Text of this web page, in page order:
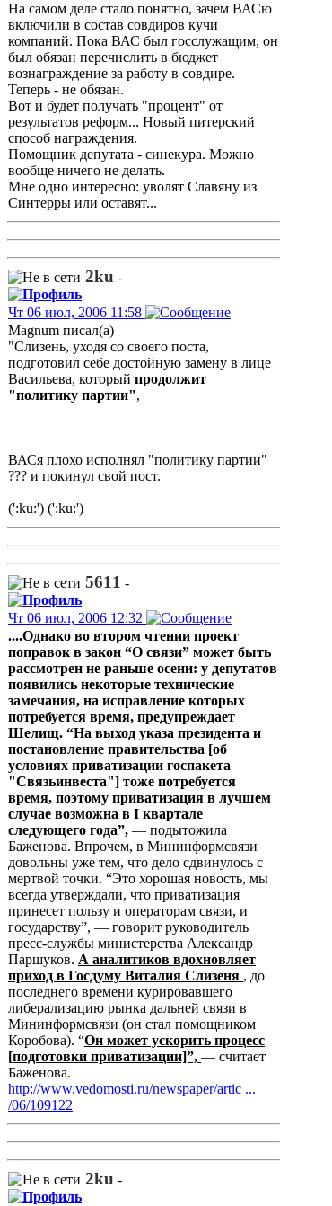
На самом деле стало понятно, зачем ВАСю
включили в состав совдиров кучи
компаний. Пока ВАС был госслужащим, он
был обязан перечислить в бюджет
вознаграждение за работу в совдире.
Теперь - не обязан.
Вот и будет получать "процент" от
результатов реформ... Новый питерский
способ награждения.
Помощник депутата - синекура. Можно
вообще ничего не делать.
Мне одно интересно: уволят Славяну из
Синтерры или оставят...
2ku -
Чт 06 июл, 2006 11:58
Magnum писал(а)
"Слизень, уходя со своего поста,
подготовил себе достойную замену в лице
Васильева, который продолжит
"политику партии",
ВАСя плохо исполнял "политику партии"
??? и покинул свой пост.
(':ku:') (':ku:')
5611 -
Чт 06 июл, 2006 12:32
....Однако во втором чтении проект
поправок в закон “О связи” может быть
рассмотрен не раньше осени: у депутатов
появились некоторые технические
замечания, на исправление которых
потребуется время, предупреждает
Шелищ. “На выход указа президента и
постановление правительства [об
условиях приватизации госпакета
"Связьинвеста"] тоже потребуется
время, поэтому приватизация в лучшем
случае возможна в I квартале
следующего года”, — подытожила
Баженова. Впрочем, в Мининформсвязи
довольны уже тем, что дело сдвинулось с
мертвой точки. “Это хорошая новость, мы
всегда утверждали, что приватизация
принесет пользу и операторам связи, и
государству”, — говорит руководитель
пресс-службы министерства Александр
Паршуков. А аналитиков вдохновляет
приход в Госдуму Виталия Слизеня , до
последнего времени курировавшего
либерализацию рынка дальней связи в
Мининформсвязи (он стал помощником
Коробова). “Он может ускорить процесс
[подготовки приватизации]”, — считает
Баженова.
http://www.vedomosti.ru/newspaper/artic ...
/06/109122
2ku -